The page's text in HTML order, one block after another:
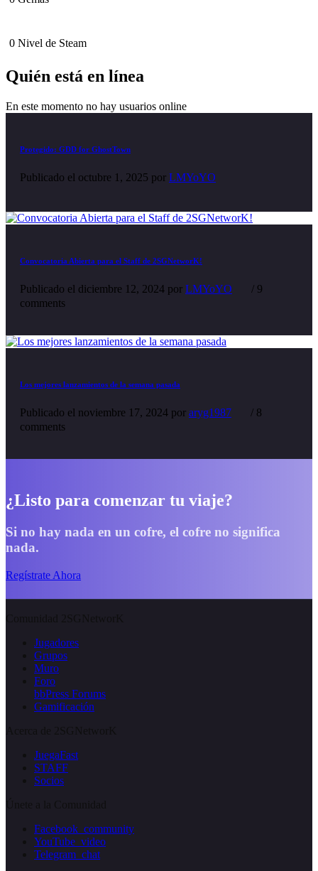
0 Nivel de Steam
Quién está en línea
En este momento no hay usuarios online
Protegido: GDD for GhostTown
Publicado el octubre 1, 2025 por LMYoYO
Convocatoria Abierta para el Staff de 2SGNetworK!
Publicado el diciembre 12, 2024 por LMYoYO
/ 9
comments
Los mejores lanzamientos de la semana pasada
Publicado el noviembre 17, 2024 por aryg1987
/ 8
comments
¿Listo para comenzar tu viaje?
Si no hay nada en un cofre, el cofre no significa
nada.
Regístrate Ahora
Jugadores
Grupos
Muro
Foro
bbPress Forums
Gamificación
JuegaFast
STAFF
Socios
Facebook_community
YouTube_video
Telegram_chat